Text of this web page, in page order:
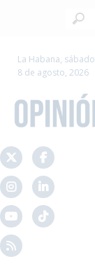
La Habana, sábado
8 de agosto, 2026